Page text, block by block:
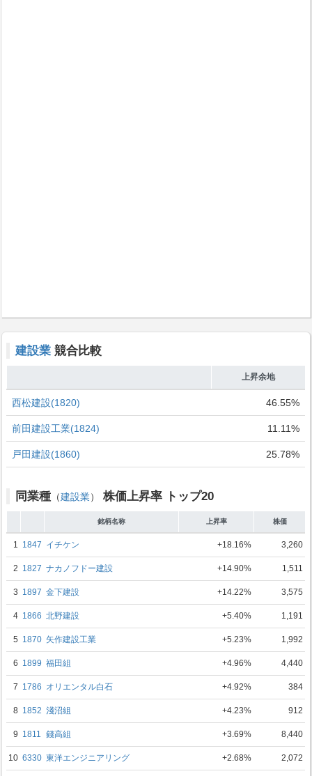
建設業 競合比較
上昇余地
西松建設(1820) 46.55%
前田建設工業(1824) 11.11%
戸田建設(1860) 25.78%
同業種 （建設業） 株価上昇率 トップ20
銘柄名称 上昇率 株価
1 1847 イチケン +18.16% 3,260
2 1827 ナカノフドー建設 +14.90% 1,511
3 1897 金下建設 +14.22% 3,575
4 1866 北野建設 +5.40% 1,191
5 1870 矢作建設工業 +5.23% 1,992
6 1899 福田組 +4.96% 4,440
7 1786 オリエンタル白石 +4.92% 384
8 1852 淺沼組 +4.23% 912
9 1811 錢高組 +3.69% 8,440
10 6330 東洋エンジニアリング +2.68% 2,072